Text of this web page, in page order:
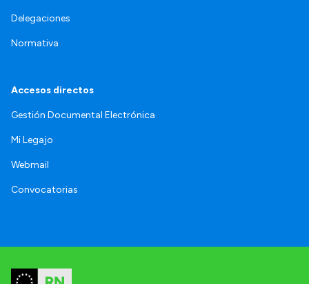
Delegaciones
Normativa
Accesos directos
Gestión Documental Electrónica
Mi Legajo
Webmail
Convocatorias